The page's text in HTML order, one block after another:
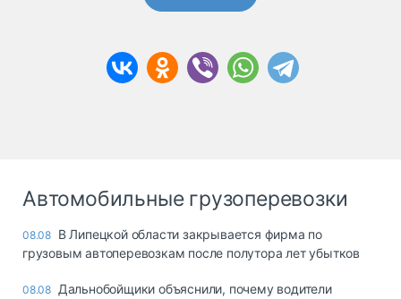
Автомобильные грузоперевозки
08.08 В Липецкой области закрывается фирма по
грузовым автоперевозкам после полутора лет убытков
08.08 Дальнобойщики объяснили, почему водители